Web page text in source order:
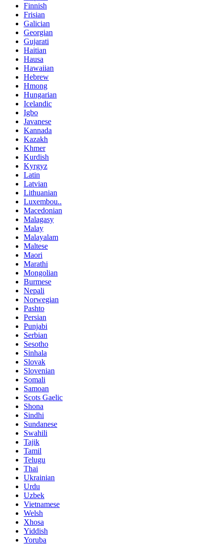
Finnish
Frisian
Galician
Georgian
Gujarati
Haitian
Hausa
Hawaiian
Hebrew
Hmong
Hungarian
Icelandic
Igbo
Javanese
Kannada
Kazakh
Khmer
Kurdish
Kyrgyz
Latin
Latvian
Lithuanian
Luxembou..
Macedonian
Malagasy
Malay
Malayalam
Maltese
Maori
Marathi
Mongolian
Burmese
Nepali
Norwegian
Pashto
Persian
Punjabi
Serbian
Sesotho
Sinhala
Slovak
Slovenian
Somali
Samoan
Scots Gaelic
Shona
Sindhi
Sundanese
Swahili
Tajik
Tamil
Telugu
Thai
Ukrainian
Urdu
Uzbek
Vietnamese
Welsh
Xhosa
Yiddish
Yoruba